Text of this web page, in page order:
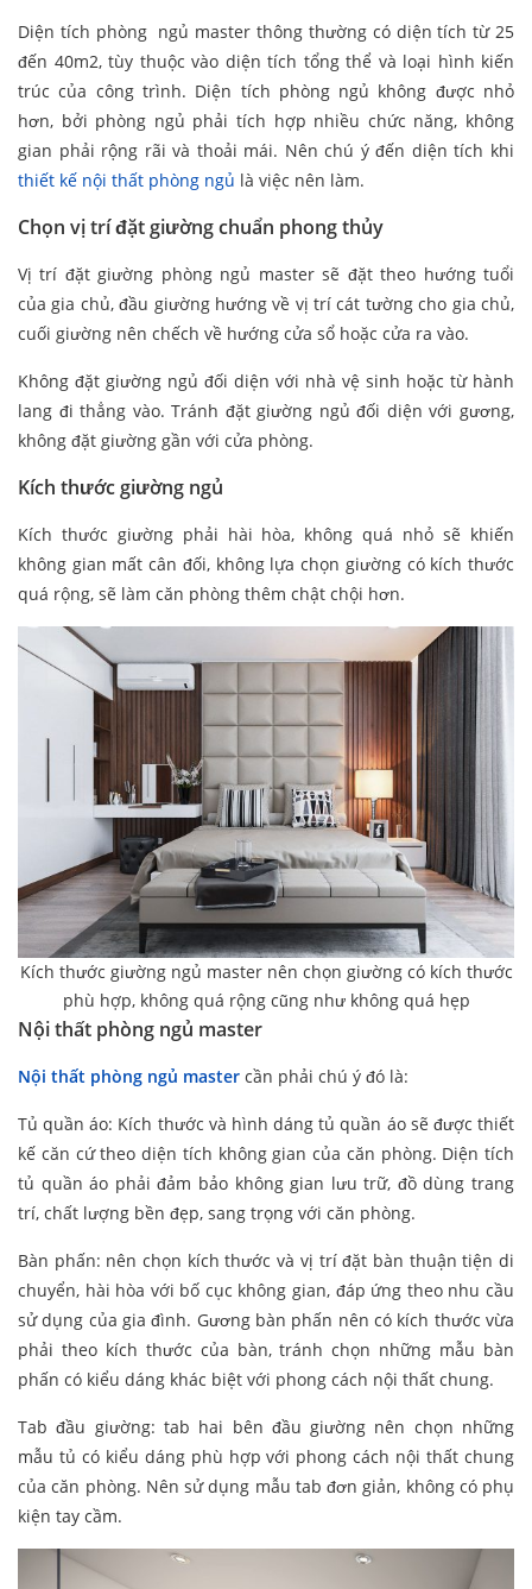
Diện tích phòng ngủ master thông thường có diện tích từ 25
đến 40m2, tùy thuộc vào diện tích tổng thể và loại hình kiến
trúc của công trình. Diện tích phòng ngủ không được nhỏ
hơn, bởi phòng ngủ phải tích hợp nhiều chức năng, không
gian phải rộng rãi và thoải mái. Nên chú ý đến diện tích khi
thiết kế nội thất phòng ngủ là việc nên làm.
Chọn vị trí đặt giường chuẩn phong thủy
Vị trí đặt giường phòng ngủ master sẽ đặt theo hướng tuổi
của gia chủ, đầu giường hướng về vị trí cát tường cho gia chủ,
cuối giường nên chếch về hướng cửa sổ hoặc cửa ra vào.
Không đặt giường ngủ đối diện với nhà vệ sinh hoặc từ hành
lang đi thẳng vào. Tránh đặt giường ngủ đối diện với gương,
không đặt giường gần với cửa phòng.
Kích thước giường ngủ
Kích thước giường phải hài hòa, không quá nhỏ sẽ khiến
không gian mất cân đối, không lựa chọn giường có kích thước
quá rộng, sẽ làm căn phòng thêm chật chội hơn.
Kích thước giường ngủ master nên chọn giường có kích thước
phù hợp, không quá rộng cũng như không quá hẹp
Nội thất phòng ngủ master
Nội thất phòng ngủ master cần phải chú ý đó là:
Tủ quần áo: Kích thước và hình dáng tủ quần áo sẽ được thiết
kế căn cứ theo diện tích không gian của căn phòng. Diện tích
tủ quần áo phải đảm bảo không gian lưu trữ, đồ dùng trang
trí, chất lượng bền đẹp, sang trọng với căn phòng.
Bàn phấn: nên chọn kích thước và vị trí đặt bàn thuận tiện di
chuyển, hài hòa với bố cục không gian, đáp ứng theo nhu cầu
sử dụng của gia đình. Gương bàn phấn nên có kích thước vừa
phải theo kích thước của bàn, tránh chọn những mẫu bàn
phấn có kiểu dáng khác biệt với phong cách nội thất chung.
Tab đầu giường: tab hai bên đầu giường nên chọn những
mẫu tủ có kiểu dáng phù hợp với phong cách nội thất chung
của căn phòng. Nên sử dụng mẫu tab đơn giản, không có phụ
kiện tay cầm.